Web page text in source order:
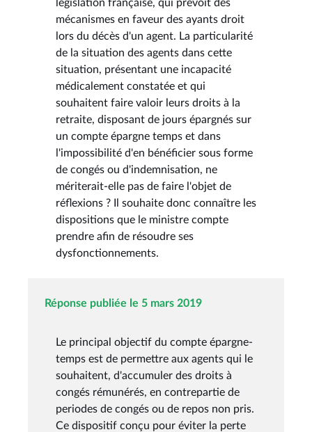
législation française, qui prévoit des
mécanismes en faveur des ayants droit
lors du décès d'un agent. La particularité
de la situation des agents dans cette
situation, présentant une incapacité
médicalement constatée et qui
souhaitent faire valoir leurs droits à la
retraite, disposant de jours épargnés sur
un compte épargne temps et dans
l'impossibilité d'en bénéficier sous forme
de congés ou d'indemnisation, ne
mériterait-elle pas de faire l'objet de
réflexions ? Il souhaite donc connaître les
dispositions que le ministre compte
prendre afin de résoudre ses
dysfonctionnements.
Réponse publiée le 5 mars 2019
Le principal objectif du compte épargne-
temps est de permettre aux agents qui le
souhaitent, d'accumuler des droits à
congés rémunérés, en contrepartie de
periodes de congés ou de repos non pris.
Ce dispositif conçu pour éviter la perte